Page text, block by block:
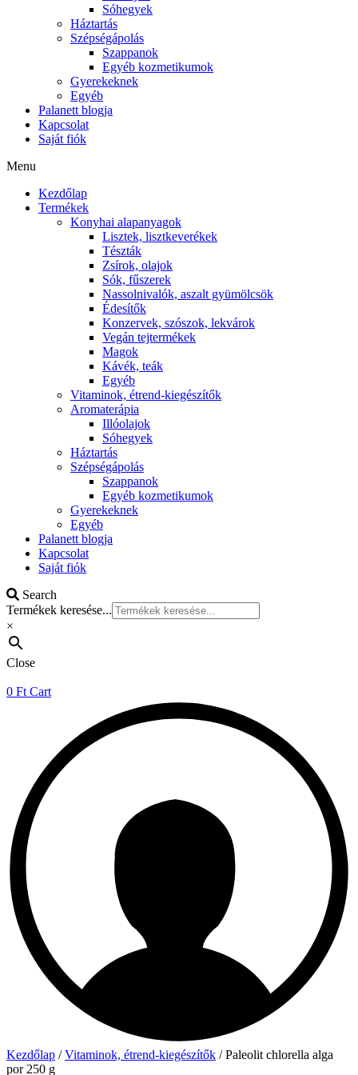
Sóhegyek
Háztartás
Szépségápolás
Szappanok
Egyéb kozmetikumok
Gyerekeknek
Egyéb
Palanett blogja
Kapcsolat
Saját fiók
Menu
Kezdőlap
Termékek
Konyhai alapanyagok
Lisztek, lisztkeverékek
Tészták
Zsírok, olajok
Sók, fűszerek
Nassolnivalók, aszalt gyümölcsök
Édesítők
Konzervek, szószok, lekvárok
Vegán tejtermékek
Magok
Kávék, teák
Egyéb
Vitaminok, étrend-kiegészítők
Aromaterápia
Illóolajok
Sóhegyek
Háztartás
Szépségápolás
Szappanok
Egyéb kozmetikumok
Gyerekeknek
Egyéb
Palanett blogja
Kapcsolat
Saját fiók
Search
Termékek keresése...
×
Close
0 Ft Cart
Kezdőlap /Vitaminok, étrend-kiegészítők / Paleolit chlorella alga
por 250 g